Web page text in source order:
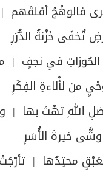
فالوهْجُ
تُخفَى خَزْنةُ الدُّرَرِ
الحُوزاتِ في نجفٍ |
من لأْلاءةِ الفِكَرِ
اللهِ تهْتَ بها |
وشَّى خيرةَ الأُسَرِ
محتِدُها | تأرّجَتْ